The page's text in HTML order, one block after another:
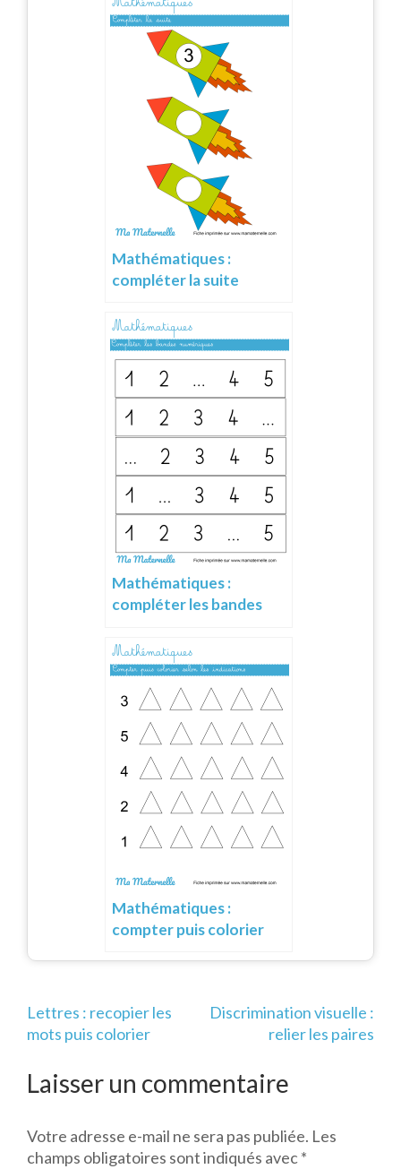
Mathématiques :
compléter la suite
Mathématiques :
compléter les bandes
Mathématiques :
compter puis colorier
Navigation
de
Lettres : recopier les
mots puis colorier
Discrimination visuelle :
relier les paires
Laisser un commentaire
Votre adresse e-mail ne sera pas publiée. Les
champs obligatoires sont indiqués avec*